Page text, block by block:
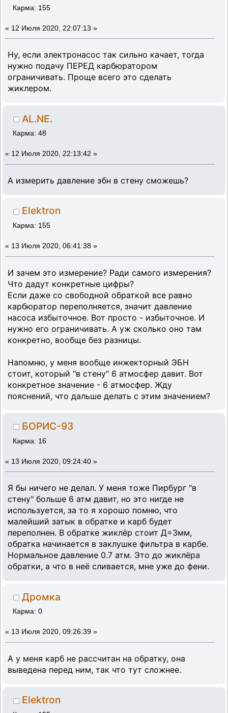
Карма: 155
« 12 Июля 2020, 22:07:13 »
Ну, если электронасос так сильно качает, тогда
нужно подачу ПЕРЕД карбюратором
ограничивать. Проще всего это сделать
жиклером.
AL.NE.
Карма: 48
« 12 Июля 2020, 22:13:42 »
А измерить давление эбн в стену сможешь?
Elektron
Карма: 155
« 13 Июля 2020, 06:41:38 »
И зачем это измерение? Ради самого измерения?
Что дадут конкретные цифры?
Если даже со свободной обраткой все равно
карбюратор переполняется, значит давление
насоса избыточное. Вот просто - избыточное. И
нужно его ограничивать. А уж сколько оно там
конкретно, вообще без разницы.
Напомню, у меня вообще инжекторный ЭБН
стоит, который "в стену" 6 атмосфер давит. Вот
конкретное значение - 6 атмосфер. Жду
пояснений, что дальше делать с этим значением?
БОРИС-93
Карма: 16
« 13 Июля 2020, 09:24:40 »
Я бы ничего не делал. У меня тоже Пирбург "в
стену" больше 6 атм давит, но это нигде не
используется, за то я хорошо помню, что
малейший затык в обратке и карб будет
переполнен. В обратке жиклёр стоит Д=3мм,
обратка начинается в заклушке фильтра в карбе.
Нормальное давление 0.7 атм. Это до жиклёра
обратки, а что в неё сливается, мне уже до фени.
Дромка
Карма: 0
« 13 Июля 2020, 09:26:39 »
А у меня карб не рассчитан на обратку, она
выведена перед ним, так что тут сложнее.
Elektron